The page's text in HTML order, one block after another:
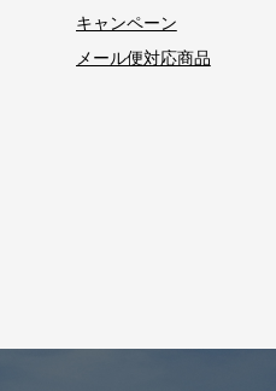
キャンペーン
メール便対応商品